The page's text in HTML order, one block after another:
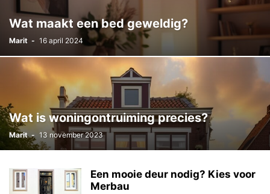
Wat maakt een bed geweldig?
Marit - 16 april 2024
Wat is woningontruiming precies?
Marit - 13 november 2023
Een mooie deur nodig? Kies voor
Merbau